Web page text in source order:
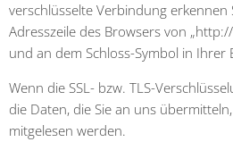
verschlüsselte Verbindung erkennen
Adresszeile des Browsers von
und an dem Schloss-Symbol in Ihrer
Wenn die SSL- bzw. TLS-
die Daten, die Sie an uns
mitgelesen werden.